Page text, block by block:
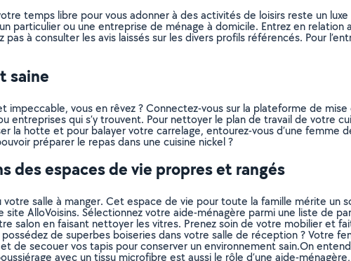
temps libre pour vous adonner à des activités de loisirs reste un
particulier ou une entreprise de ménage à domicile. Entrez en relation
à consulter les avis laissés sur les divers profils référencés. Pour
saine
vous en rêvez ? Connectez-vous sur la plateforme de
entreprises qui s’y trouvent. Pour nettoyer le plan de travail de votre
la hotte et pour balayer votre carrelage, entourez-vous d’une femme
préparer le repas dans une cuisine nickel ?
des espaces de vie propres et rangés
salle à manger. Cet espace de vie pour toute la famille mérite un
AlloVoisins. Sélectionnez votre aide-ménagère parmi une liste de
salon en faisant nettoyer les vitres. Prenez soin de votre mobilier et
de superbes boiseries dans votre salle de réception ? Votre
de secouer vos tapis pour conserver un environnement sain.On
avec un tissu microfibre est aussi le rôle d’une aide-